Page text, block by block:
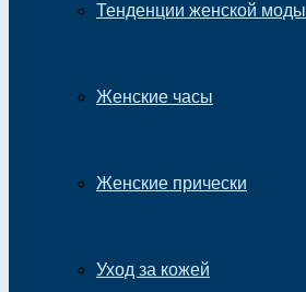
Тенденции женской моды
Женские часы
Женские прически
Уход за кожей